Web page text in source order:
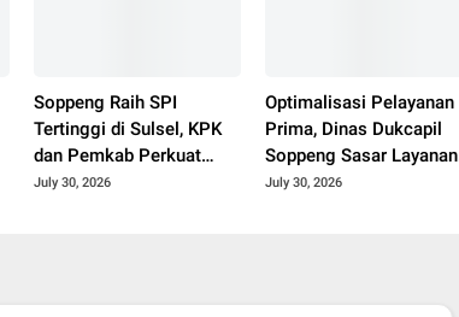
Soppeng Raih SPI
Tertinggi di Sulsel, KPK
dan Pemkab Perkuat
Koordinasi Pencegahan
July 30, 2026
Optimalisasi Pelayanan
Prima, Dinas Dukcapil
Soppeng Sasar Layanan
Perekaman e-KTP di 20
July 30, 2026